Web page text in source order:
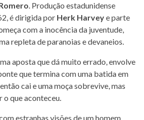
. Produção estadunidense
é dirigida por Herk Harveye parte
com a inocência da juventude,
repleta de paranoias e devaneios.
aposta que dá muito errado, envolve
que termina com uma batida em
cai e uma moça sobrevive, mas
o que aconteceu.
estranhas visões de um homem